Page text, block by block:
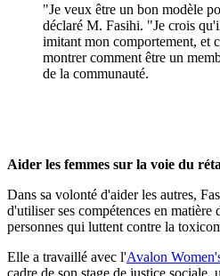
"Je veux être un bon modèle
déclaré M. Fasihi. "Je crois
imitant mon comportement, et
montrer comment être un
de la communauté.
Aider les femmes sur la voie du
Dans sa volonté d'aider les autres,
d'utiliser ses compétences en matière
personnes qui luttent contre la
Elle a travaillé avec l'Avalon
cadre de son stage de justice sociale,